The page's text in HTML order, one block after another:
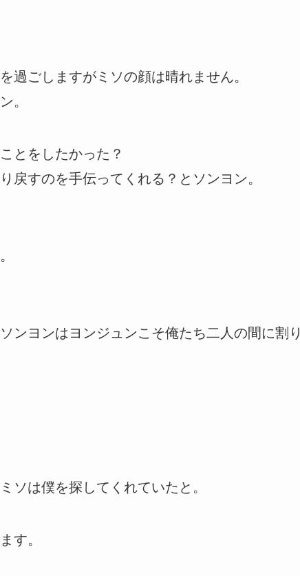
過ごしますがミソの顔は晴れません。
。
とをしたかった？
戻すのを手伝ってくれる？とソンヨン。
ンヨンはヨンジュンこそ俺たち二人の間に割り
ソは僕を探してくれていたと。
す。